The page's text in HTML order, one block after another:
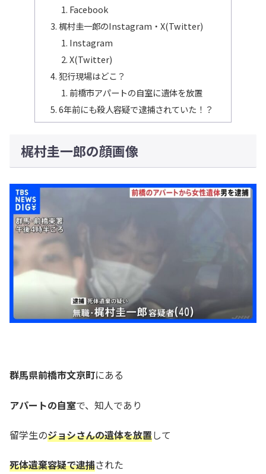
Facebook
梶村圭一郎のInstagram・X(Twitter)
Instagram
X(Twitter)
犯行現場はどこ？
前橋市アパートの自室に遺体を放置
6年前にも殺人容疑で逮捕されていた！？
梶村圭一郎の顔画像
群馬県前橋市文京町にある
アパートの自室で、知人であり
留学生のジョシさんの遺体を放置して
死体遺棄容疑で逮捕された